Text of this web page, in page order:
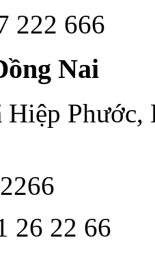
222 666
Nai
Hiệp
26 22 66